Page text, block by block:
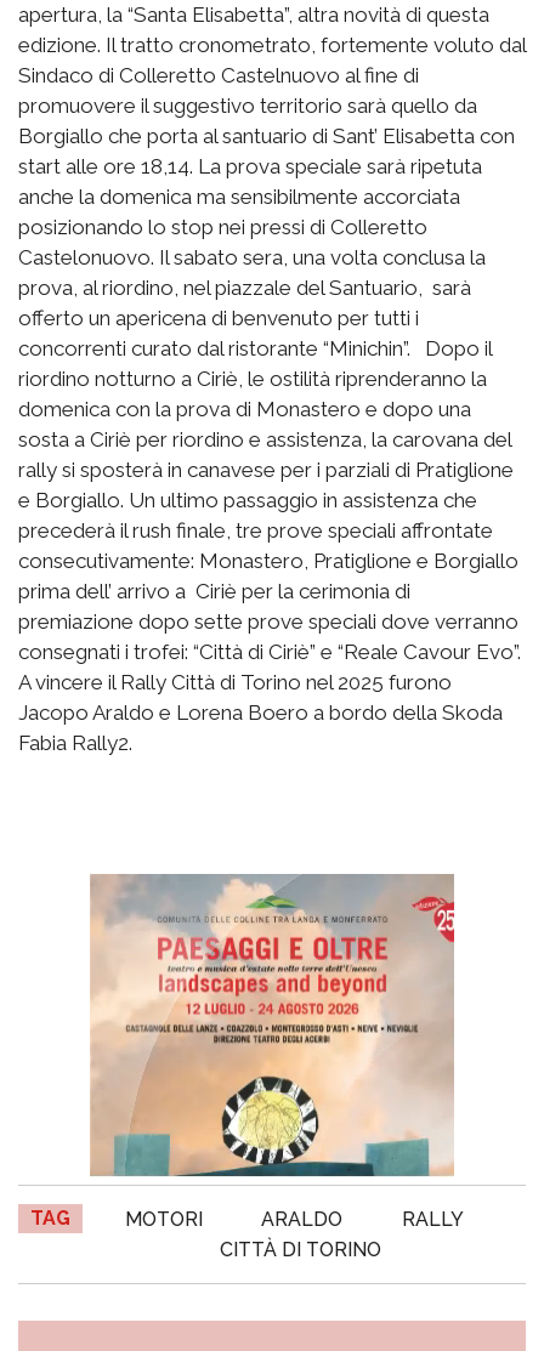
apertura, la “Santa Elisabetta”, altra novità di questa
edizione. Il tratto cronometrato, fortemente voluto dal
Sindaco di Colleretto Castelnuovo al fine di
promuovere il suggestivo territorio sarà quello da
Borgiallo che porta al santuario di Sant’ Elisabetta con
start alle ore 18,14. La prova speciale sarà ripetuta
anche la domenica ma sensibilmente accorciata
posizionando lo stop nei pressi di Colleretto
Castelonuovo. Il sabato sera, una volta conclusa la
prova, al riordino, nel piazzale del Santuario, sarà
offerto un apericena di benvenuto per tutti i
concorrenti curato dal ristorante “Minichin”. Dopo il
riordino notturno a Ciriè, le ostilità riprenderanno la
domenica con la prova di Monastero e dopo una
sosta a Ciriè per riordino e assistenza, la carovana del
rally si sposterà in canavese per i parziali di Pratiglione
e Borgiallo. Un ultimo passaggio in assistenza che
precederà il rush finale, tre prove speciali affrontate
consecutivamente: Monastero, Pratiglione e Borgiallo
prima dell’ arrivo a Ciriè per la cerimonia di
premiazione dopo sette prove speciali dove verranno
consegnati i trofei: “Città di Ciriè” e “Reale Cavour Evo”.
A vincere il Rally Città di Torino nel 2025 furono
Jacopo Araldo e Lorena Boero a bordo della Skoda
Fabia Rally2.
TAG MOTORI ARALDO
RALLY
CITTÀ DI TORINO